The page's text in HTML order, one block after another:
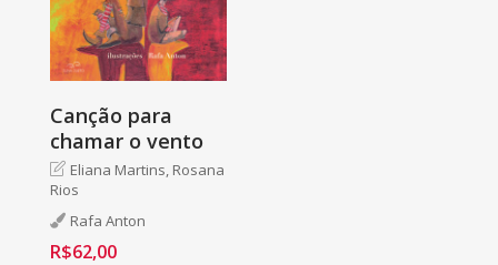
Canção para
chamar o vento
Eliana Martins, Rosana
Rios
Rafa Anton
R$62,00